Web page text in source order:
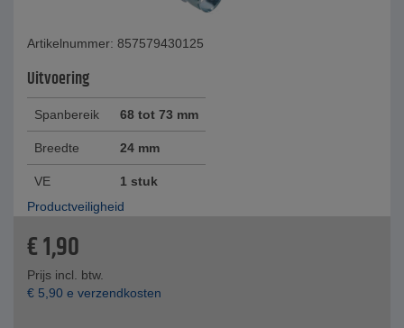
Artikelnummer: 857579430125
Uitvoering
Spanbereik 68 tot 73 mm
Breedte 24 mm
VE
1 stuk
Productveiligheid
€1,90
Prijs incl. btw.
€ 5,90 e verzendkosten